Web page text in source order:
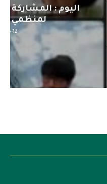
التحضيري
اسيا...